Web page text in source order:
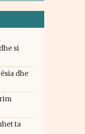
si
dhe
ta